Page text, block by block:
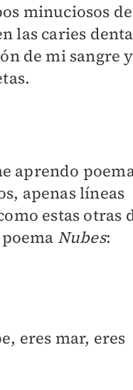
minuciosos
las caries
de mi sangre
aprendo
apenas líneas
estas otras
Nubes:
eres mar, eres